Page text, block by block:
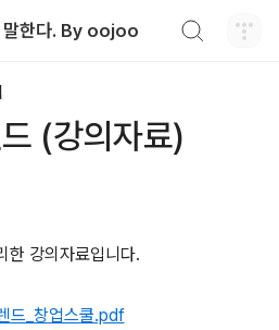
말한다. By oojoo
(강의자료)
한 강의자료입니다.
드_창업스쿨.pdf